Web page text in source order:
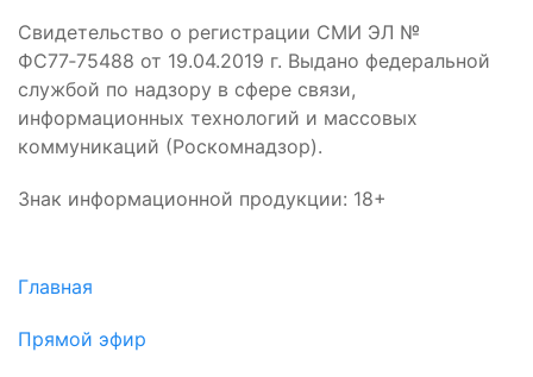
Свидетельство о регистрации СМИ ЭЛ №
ФС77‑75488 от 19.04.2019 г. Выдано федеральной
службой по надзору в сфере связи,
информационных технологий и массовых
коммуникаций (Роскомнадзор).
Знак информационной продукции: 18+
Главная
Прямой эфир